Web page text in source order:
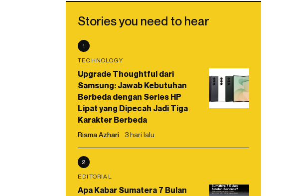
Stories you need to hear
1
TECHNOLOGY
Upgrade Thoughtful dari
Samsung: Jawab Kebutuhan
Berbeda dengan Series HP
Lipat yang Dipecah Jadi Tiga
Karakter Berbeda
Risma Azhari 3 hari lalu
2
EDITORIAL
Apa Kabar Sumatera 7 Bulan